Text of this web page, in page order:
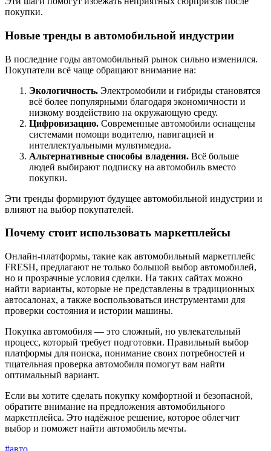
покупки.
Новые тренды в автомобильной индустрии
В последние годы автомобильный рынок сильно изменился.
Покупатели всё чаще обращают внимание на:
Экологичность. Электромобили и гибриды становятся
всё более популярными благодаря экономичности и
низкому воздействию на окружающую среду.
Цифровизацию. Современные автомобили оснащены
системами помощи водителю, навигацией и
интеллектуальными мультимедиа.
Альтернативные способы владения. Всё больше
людей выбирают подписку на автомобиль вместо
покупки.
Эти тренды формируют будущее автомобильной индустрии и
влияют на выбор покупателей.
Почему стоит использовать маркетплейсы
Онлайн-платформы, такие как автомобильный маркетплейс
FRESH, предлагают не только большой выбор автомобилей,
но и прозрачные условия сделки. На таких сайтах можно
найти варианты, которые не представлены в традиционных
автосалонах, а также воспользоваться инструментами для
проверки состояния и истории машины.
Покупка автомобиля — это сложный, но увлекательный
процесс, который требует подготовки. Правильный выбор
платформы для поиска, понимание своих потребностей и
тщательная проверка автомобиля помогут вам найти
оптимальный вариант.
Если вы хотите сделать покупку комфортной и безопасной,
обратите внимание на предложения автомобильного
маркетплейса. Это надёжное решение, которое облегчит
выбор и поможет найти автомобиль мечты.
#авто